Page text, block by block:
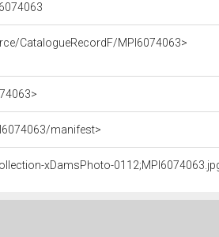
CatalogueRecordF/MPI6074063>
manifest>
xDamsPhoto-